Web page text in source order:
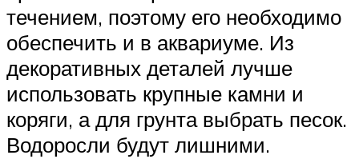
течением, поэтому его необходимо
обеспечить и в аквариуме. Из
декоративных деталей лучше
использовать крупные камни и
коряги, а для грунта выбрать песок.
Водоросли будут лишними.